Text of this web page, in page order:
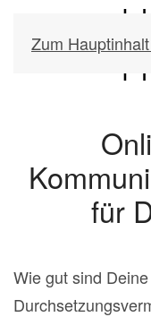
Zum
für
Wie gut sind